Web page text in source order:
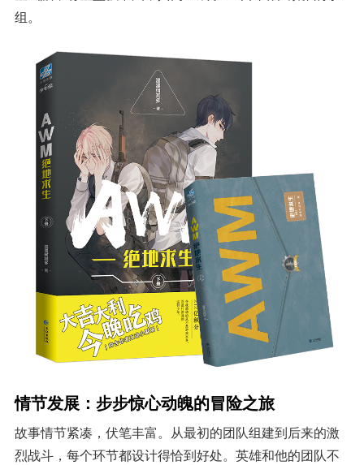
组。
情节发展：步步惊心动魄的冒险之旅
故事情节紧凑，伏笔丰富。从最初的团队组建到后来的激
烈战斗，每个环节都设计得恰到好处。英雄和他的团队不